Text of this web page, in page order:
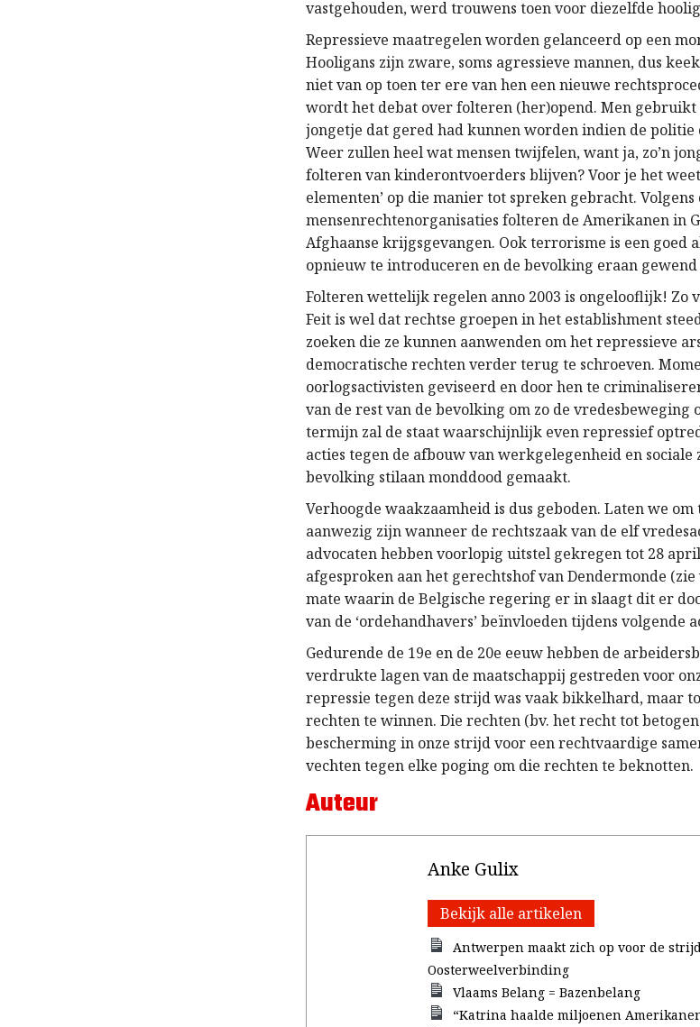
vastgehouden, werd trouwens toen voor diezelfde
Repressieve maatregelen worden gelanceerd op een
Hooligans zijn zware, soms agressieve mannen, dus
niet van op toen ter ere van hen een nieuwe
wordt het debat over folteren (her)opend. Men gebruikt
jongetje dat gered had kunnen worden indien de politie
Weer zullen heel wat mensen twijfelen, want ja, zo’n
folteren van kinderontvoerders blijven? Voor je het
elementen’ op die manier tot spreken gebracht. Volgens
mensenrechtenorganisaties folteren de Amerikanen in
Afghaanse krijgsgevangen. Ook terrorisme is een
opnieuw te introduceren en de bevolking eraan gewend
Folteren wettelijk regelen anno 2003 is ongelooflijk! Zo
Feit is wel dat rechtse groepen in het establishment
zoeken die ze kunnen aanwenden om het repressieve
democratische rechten verder terug te schroeven.
oorlogsactivisten geviseerd en door hen te
van de rest van de bevolking om zo de vredesbeweging
termijn zal de staat waarschijnlijk even repressief
acties tegen de afbouw van werkgelegenheid en
bevolking stilaan monddood gemaakt.
Verhoogde waakzaamheid is dus geboden. Laten we om
aanwezig zijn wanneer de rechtszaak van de elf
advocaten hebben voorlopig uitstel gekregen tot 28
afgesproken aan het gerechtshof van Dendermonde
mate waarin de Belgische regering er in slaagt dit er
van de ‘ordehandhavers’ beïnvloeden tijdens volgende
Gedurende de 19e en de 20e eeuw hebben de
verdrukte lagen van de maatschappij gestreden voor
repressie tegen deze strijd was vaak bikkelhard, maar
rechten te winnen. Die rechten (bv. het recht tot
bescherming in onze strijd voor een rechtvaardige
vechten tegen elke poging om die rechten te beknotten.
Auteur
Anke Gulix
Bekijk alle artikelen
Antwerpen maakt zich op voor de
Oosterweelverbinding
Vlaams Belang = Bazenbelang
“Katrina haalde miljoenen